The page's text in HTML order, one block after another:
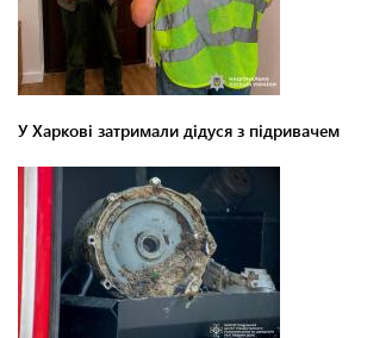
У Харкові затримали дідуся з підривачем